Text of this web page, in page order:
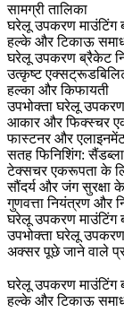
सामग्री तालिका
घरेलू उपकरण माउंटिंग
हल्के और टिकाऊ
घरेलू उपकरण ब्रैकेट
उत्कृष्ट
हल्का और किफायती
उपभोक्ता घरेलू
आकार और फिक्स्चर
फास्टनर और
सतह फिनिशिंग:
टेक्सचर एकरूपता के
सौंदर्य और जंग सुरक्षा
गुणवत्ता नियंत्रण और
घरेलू उपकरण माउंटिंग
उपभोक्ता घरेलू
अक्सर पूछे जाने वाले
घरेलू उपकरण माउंटिंग
हल्के और टिकाऊ